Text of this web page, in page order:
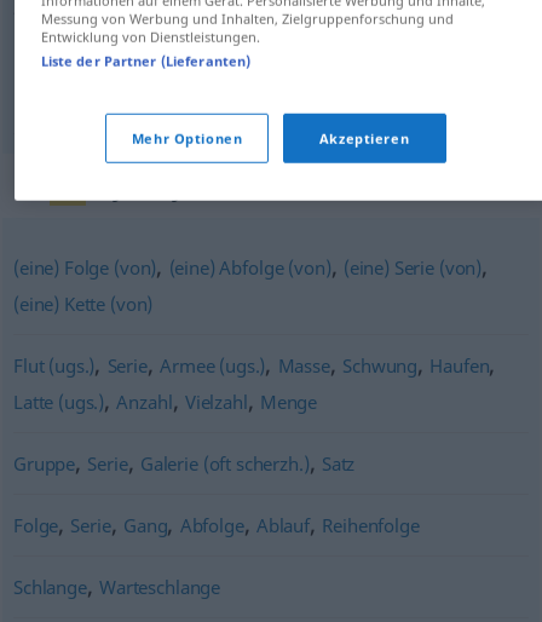
(eine) Folge (von), (eine) Abfolge (von), (eine) Serie (von),
(eine) Kette (von)
Flut (ugs.), Serie,Armee (ugs.), Masse, Schwung, Haufen,
Latte (ugs.),Anzahl, Vielzahl, Menge
Gruppe, Serie, Galerie (oft scherzh.), Satz
Folge, Serie, Gang, Abfolge, Ablauf, Reihenfolge
Schlange,Warteschlange
Messung von Werbung und Inhalten, Zielgruppenforschung und
Entwicklung von Dienstleistungen.
Liste der Partner (Lieferanten)
Mehr Optionen Akzeptieren